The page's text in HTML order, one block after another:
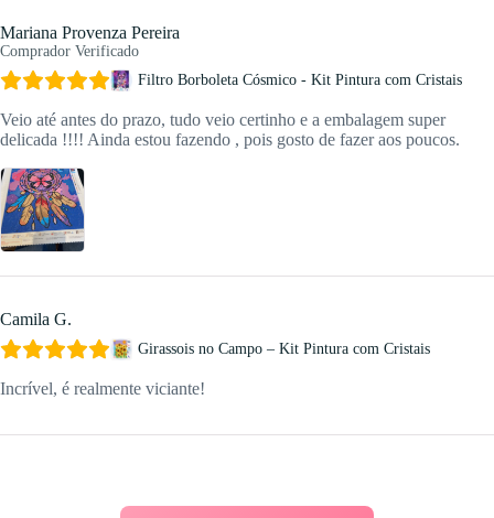
Mariana Provenza Pereira
Comprador Verificado
Filtro Borboleta Cósmico - Kit Pintura com Cristais
Veio até antes do prazo, tudo veio certinho e a embalagem super
delicada !!!! Ainda estou fazendo , pois gosto de fazer aos poucos.
Camila G.
Girassois no Campo – Kit Pintura com Cristais
Incrível, é realmente viciante!